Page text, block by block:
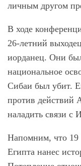
личным другом
В ходе
26-летний
иорданец. Они
национальное
Сибаи был убит.
против действий
наладить связи с
Напомним, что 19
Египта нанес